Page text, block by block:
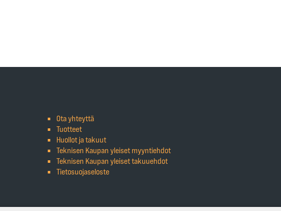
Ota yhteyttä
Tuotteet
Huollot ja takuut
Teknisen Kaupan yleiset myyntiehdot
Teknisen Kaupan yleiset takuuehdot
Tietosuojaseloste